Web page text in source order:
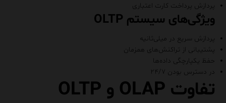
پردازش پرداخت کارت اعتباری
ویژگی‌های سیستم OLTP
پردازش سریع در میلی‌ثانیه
پشتیبانی از تراکنش‌های همزمان
حفظ یکپارچگی داده‌ها
در دسترس بودن ۲۴/۷
تفاوت OLAP و OLTP